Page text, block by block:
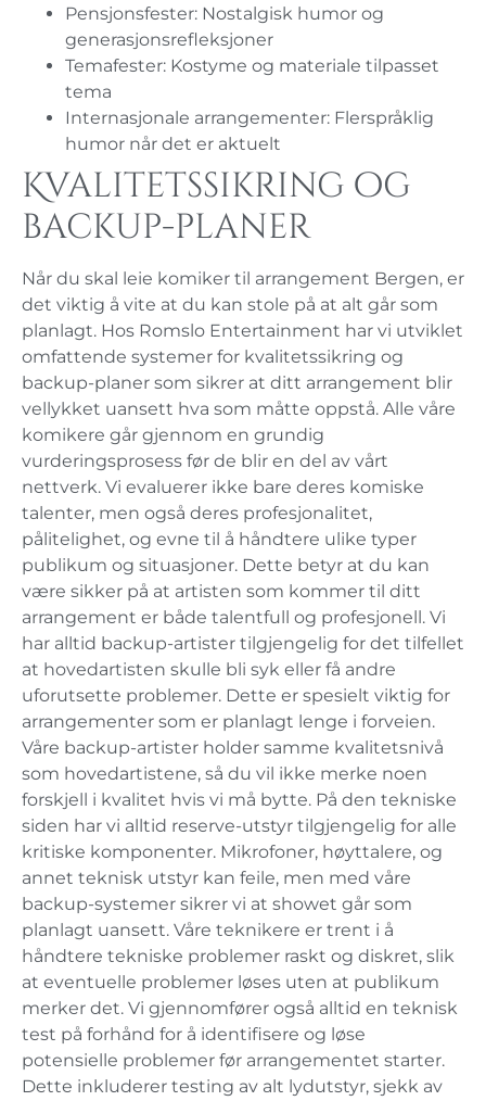
Pensjonsfester: Nostalgisk humor og
generasjonsrefleksjoner
Temafester: Kostyme og materiale tilpasset
tema
Internasjonale arrangementer: Flerspråklig
humor når det er aktuelt
Kvalitetssikring og
backup-planer
Når du skal leie komiker til arrangement Bergen, er
det viktig å vite at du kan stole på at alt går som
planlagt. Hos Romslo Entertainment har vi utviklet
omfattende systemer for kvalitetssikring og
backup-planer som sikrer at ditt arrangement blir
vellykket uansett hva som måtte oppstå. Alle våre
komikere går gjennom en grundig
vurderingsprosess før de blir en del av vårt
nettverk. Vi evaluerer ikke bare deres komiske
talenter, men også deres profesjonalitet,
pålitelighet, og evne til å håndtere ulike typer
publikum og situasjoner. Dette betyr at du kan
være sikker på at artisten som kommer til ditt
arrangement er både talentfull og profesjonell. Vi
har alltid backup-artister tilgjengelig for det tilfellet
at hovedartisten skulle bli syk eller få andre
uforutsette problemer. Dette er spesielt viktig for
arrangementer som er planlagt lenge i forveien.
Våre backup-artister holder samme kvalitetsnivå
som hovedartistene, så du vil ikke merke noen
forskjell i kvalitet hvis vi må bytte. På den tekniske
siden har vi alltid reserve-utstyr tilgjengelig for alle
kritiske komponenter. Mikrofoner, høyttalere, og
annet teknisk utstyr kan feile, men med våre
backup-systemer sikrer vi at showet går som
planlagt uansett. Våre teknikere er trent i å
håndtere tekniske problemer raskt og diskret, slik
at eventuelle problemer løses uten at publikum
merker det. Vi gjennomfører også alltid en teknisk
test på forhånd for å identifisere og løse
potensielle problemer før arrangementet starter.
Dette inkluderer testing av alt lydutstyr, sjekk av